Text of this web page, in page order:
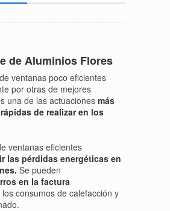
de Aluminios Flores
ventanas poco eficientes
por otras de mejores
una de las actuaciones más
de realizar en los
ventanas eficientes
las pérdidas energéticas en
Se pueden
en la factura
los consumos de calefacción y